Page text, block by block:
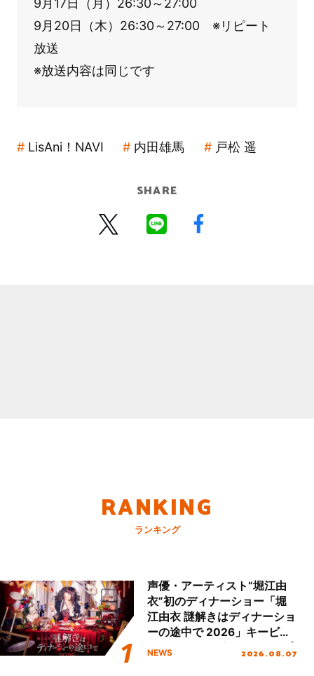
9月17日（月）26:30～27:00
9月20日（木）26:30～27:00 ※リピート
放送
※放送内容は同じです
LisAni！NAVI 内田雄馬 戸松 遥
SHARE
RANKING
ランキング
声優・アーティスト“堀江由
衣”初のディナーショー「堀
江由衣 謎解きはディナーショ
ーの途中で 2026」キービジ
ュアル＆グッズラインナップ
NEWS 2026.08.07